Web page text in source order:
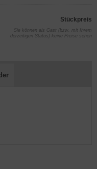
Stückpreis
Sie können als Gast (bzw. mit Ihrem
derzeitigen Status) keine Preise sehen